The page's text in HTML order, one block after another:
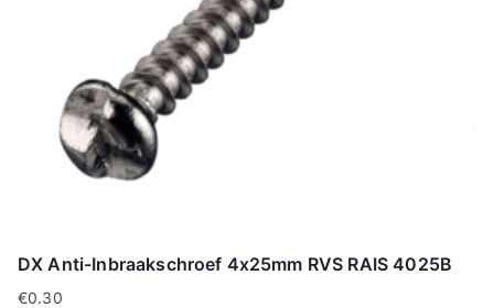
DX Anti-Inbraakschroef 4x25mm RVS RAIS 4025B
€0.30